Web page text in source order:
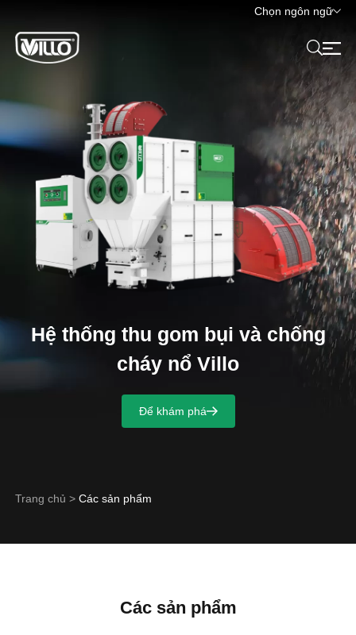
Chọn ngôn ngữ
Hệ thống thu gom bụi và chống
cháy nổ Villo
Để khám phá
Trang chủ>Các sản phẩm
Các sản phẩm